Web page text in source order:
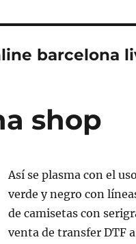
barcelona
shop
Así se plasma con el
verde y negro con
de camisetas con
venta de transfer DTF